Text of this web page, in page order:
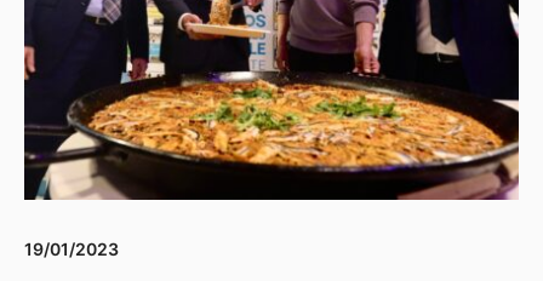
19/01/2023